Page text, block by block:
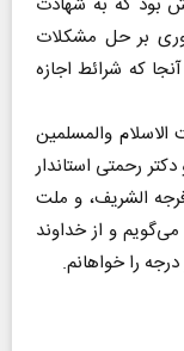
بر حل مشکلات
که شرائط اجازه
والمسلمین
رحمتی استاندار
الشریف، و ملت
می‌گویم و از خداوند
را خواهانم.